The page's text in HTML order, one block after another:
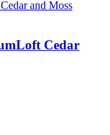
Cedar